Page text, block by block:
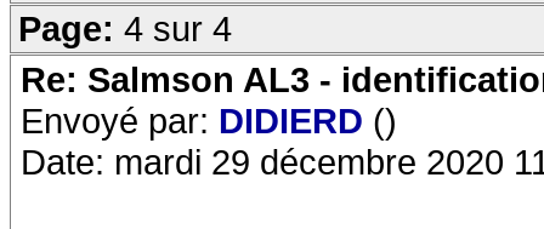
Page: 4 sur 4
Re: Salmson AL3 -
Envoyé par: DIDIERD ()
Date: mardi 29 décembre 2020